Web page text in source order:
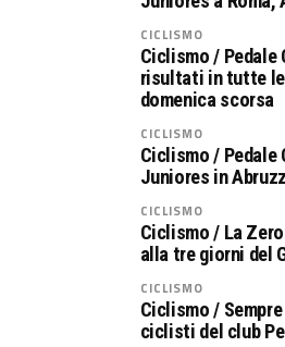
CICLISMO
Ciclismo / Pedale
risultati in tutte
domenica scorsa
CICLISMO
Ciclismo / Pedale
Juniores in
CICLISMO
Ciclismo / La
alla tre giorni del
CICLISMO
Ciclismo /
ciclisti del club